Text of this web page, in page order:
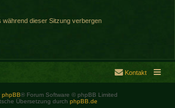
während dieser Sitzung verbergen
Kontakt
phpBB® Forum Software © phpBB Limited
Übersetzung durch phpBB.de